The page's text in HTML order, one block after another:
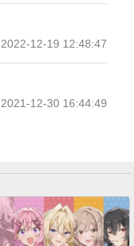
2022-12-19 12:48:47
2021-12-30 16:44:49